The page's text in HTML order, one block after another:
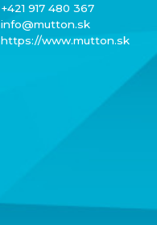
+421 917 480 367
info@mutton.sk
https://www.mutton.sk